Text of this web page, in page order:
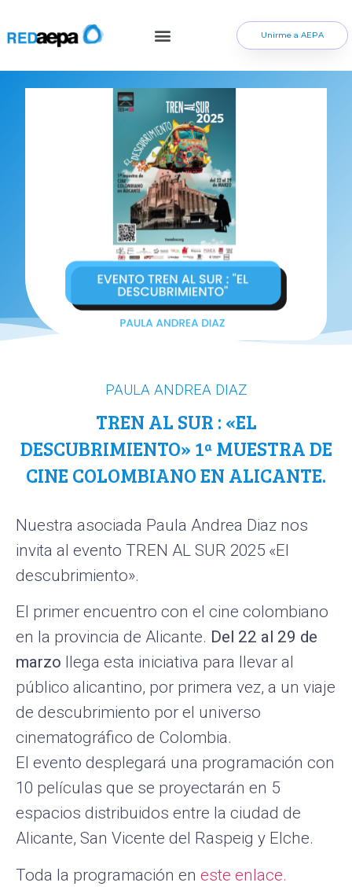
Unirme a AEPA
PAULA ANDREA DIAZ
TREN AL SUR : «EL
DESCUBRIMIENTO» 1ª MUESTRA DE
CINE COLOMBIANO EN ALICANTE.
Nuestra asociada Paula Andrea Diaz nos
invita al evento TREN AL SUR 2025 «El
descubrimiento».
El primer encuentro con el cine colombiano
en la provincia de Alicante. Del 22 al 29 de
marzo llega esta iniciativa para llevar al
público alicantino, por primera vez, a un viaje
de descubrimiento por el universo
cinematográfico de Colombia.
El evento desplegará una programación con
10 películas que se proyectarán en 5
espacios distribuidos entre la ciudad de
Alicante, San Vicente del Raspeig y Elche.
Toda la programación en este enlace.